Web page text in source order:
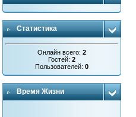
Статистика
Онлайн всего:2
Гостей:2
Пользователей:0
Время Жизни